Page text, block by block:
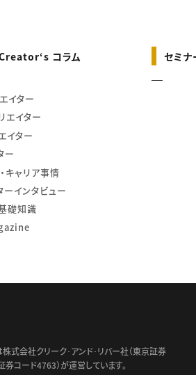
コラム
イター
エイター
イター
ー
キャリア事情
ーインタビュー
礎知識
セミナ
式会社クリーク･アンド･リバー社（東京証券
券コード4763）が運営しています。